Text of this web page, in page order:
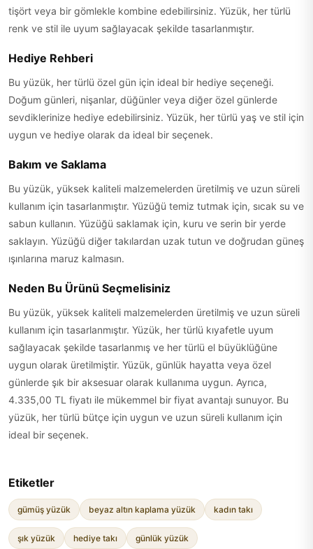
tişört veya bir gömlekle kombine edebilirsiniz. Yüzük, her türlü
renk ve stil ile uyum sağlayacak şekilde tasarlanmıştır.
Hediye Rehberi
Bu yüzük, her türlü özel gün için ideal bir hediye seçeneği.
Doğum günleri, nişanlar, düğünler veya diğer özel günlerde
sevdiklerinize hediye edebilirsiniz. Yüzük, her türlü yaş ve stil için
uygun ve hediye olarak da ideal bir seçenek.
Bakım ve Saklama
Bu yüzük, yüksek kaliteli malzemelerden üretilmiş ve uzun süreli
kullanım için tasarlanmıştır. Yüzüğü temiz tutmak için, sıcak su ve
sabun kullanın. Yüzüğü saklamak için, kuru ve serin bir yerde
saklayın. Yüzüğü diğer takılardan uzak tutun ve doğrudan güneş
ışınlarına maruz kalmasın.
Neden Bu Ürünü Seçmelisiniz
Bu yüzük, yüksek kaliteli malzemelerden üretilmiş ve uzun süreli
kullanım için tasarlanmıştır. Yüzük, her türlü kıyafetle uyum
sağlayacak şekilde tasarlanmış ve her türlü el büyüklüğüne
uygun olarak üretilmiştir. Yüzük, günlük hayatta veya özel
günlerde şık bir aksesuar olarak kullanıma uygun. Ayrıca,
4.335,00 TL fiyatı ile mükemmel bir fiyat avantajı sunuyor. Bu
yüzük, her türlü bütçe için uygun ve uzun süreli kullanım için
ideal bir seçenek.
Etiketler
gümüş yüzük beyaz altın kaplama yüzük kadın takı
şık yüzük hediye takı günlük yüzük